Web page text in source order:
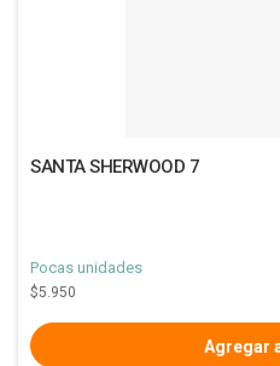
SANTA SHERWOOD 7
Pocas unidades
$5.950